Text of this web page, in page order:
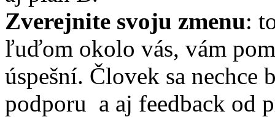
Zverejnite svoju zmenu:
ľuďom okolo vás, vám
úspešní. Človek sa
podporu a aj feedback od